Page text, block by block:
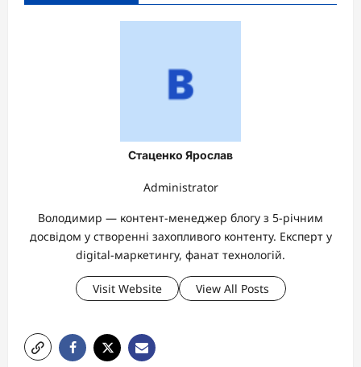
Стаценко Ярослав
Administrator
Володимир — контент-менеджер блогу з 5-річним
досвідом у створенні захопливого контенту. Експерт у
digital-маркетингу, фанат технологій.
Visit Website View All Posts